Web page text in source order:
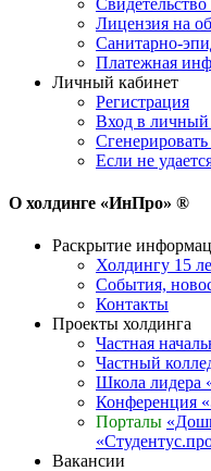
Лицензия на
Санитарно-
Платежная
Личный кабинет
Регистрация
Вход в личный
Если не
О холдинге «ИнПро» ®
Раскрытие
Холдингу 15
События,
Контакты
Проекты холдинга
Частная
Частный
Школа лидера
Конференция
Порталы
Вакансии